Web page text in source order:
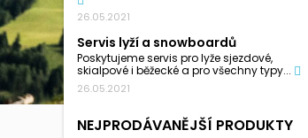
26.05.2021
Servis lyží a snowboardů
Poskytujeme servis pro lyže sjezdové,
skialpové i běžecké a pro všechny typy...
26.05.2021
NEJPRODÁVANĚJŠÍ PRODUKTY